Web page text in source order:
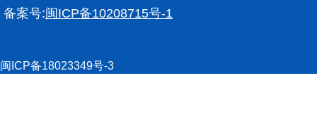
备案号:闽ICP备10208715号-1
闽ICP备18023349号-3